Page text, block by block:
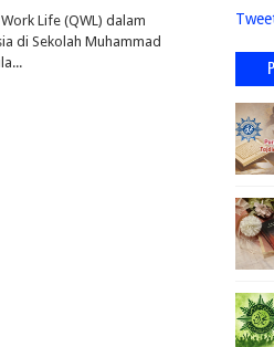
Life (QWL) dalam
di Sekolah Muhammad